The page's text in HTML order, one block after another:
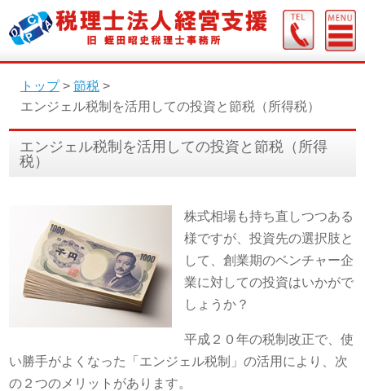
トップ> 節税 >
エンジェル税制を活用しての投資と節税（所得税）
エンジェル税制を活用しての投資と節税（所得
税）
株式相場も持ち直しつつある
様ですが、投資先の選択肢と
して、創業期のベンチャー企
業に対しての投資はいかがで
しょうか？
平成２０年の税制改正で、使
い勝手がよくなった「エンジェル税制」の活用により、次
の２つのメリットがあります。